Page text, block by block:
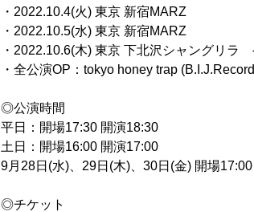
・2022.10.4(火) 東京 新宿MARZ
・2022.10.5(水) 東京 新宿MARZ
・2022.10.6(木) 東京 下北沢シャングリ
・全公演OP：tokyo honey trap
◎公演時間
平日：開場17:30 開演18:30
土日：開場16:00 開演17:00
9月28日(水)、29日(木)、30日(金) 開場
◎チケット